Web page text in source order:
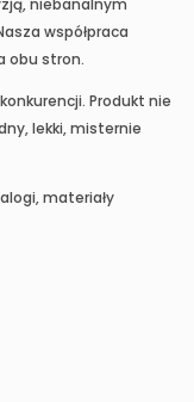
współpraca
obu stron.
Produkt nie
lekki, misternie
materiały